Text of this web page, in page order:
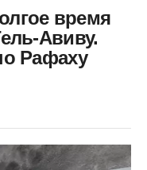
время
Авиву.
Рафаху